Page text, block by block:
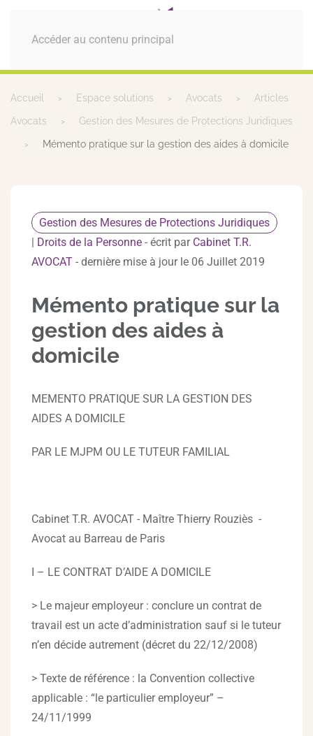
Accéder au contenu principal
MENU
Accueil Espace solutions Avocats Articles
Avocats Gestion des Mesures de Protections Juridiques
Mémento pratique sur la gestion des aides à domicile
Gestion des Mesures de Protections Juridiques
| Droits de la Personne - écrit par Cabinet T.R.
AVOCAT - dernière mise à jour le 06 Juillet 2019
Mémento pratique sur la
gestion des aides à
domicile
MEMENTO PRATIQUE SUR LA GESTION DES
AIDES A DOMICILE
PAR LE MJPM OU LE TUTEUR FAMILIAL
Cabinet T.R. AVOCAT - Maître Thierry Rouziès -
Avocat au Barreau de Paris
I – LE CONTRAT D’AIDE A DOMICILE
> Le majeur employeur : conclure un contrat de
travail est un acte d’administration sauf si le tuteur
n’en décide autrement (décret du 22/12/2008)
> Texte de référence : la Convention collective
applicable : “le particulier employeur” –
24/11/1999